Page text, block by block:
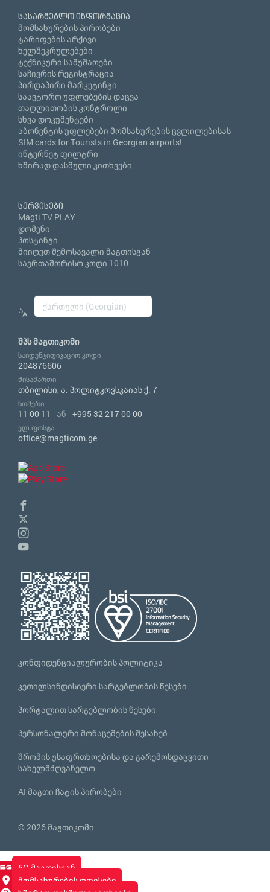
სასარგებლო ინფორმაცია
მომსახურების პირობები
ტარიფების არქივი
ხელშეკრულებები
ტექნიკური სამუშაოები
საჩივრის რეგისტრაცია
პირდაპირი მარკეტინგი
საავტორო უფლებების დაცვა
თაღლითობის კონტროლი
სხვა დოკუმენტები
აბონენტის უფლებები მომსახურების ცვლილებისას
SIM cards for Tourists in Georgian airports!
ინტერნეტ ფილტრი
ხშირად დასმული კითხვები
სერვისები
Magti TV PLAY
დომენი
ჰოსტინგი
მიიღეთ შემოსავალი მაგთისგან
საერთაშორისო კოდი 1010
შპს მაგთიკომი
საიდენტიფიკაციო კოდი
204876606
მისამართი
თბილისი, ა. პოლიტკოვსკაიას ქ. 7
ნომერი
11 00 11 ან +995 32 217 00 00
ელ.ფოსტა
office@magticom.ge
კონფიდენციალურობის პოლიტიკა
კეთილსინდისიერი სარგებლობის წესები
პორტალით სარგებლობის წესები
პერსონალური მონაცემების შესახებ
შრომის უსაფრთხოებისა და გარემოსდაცვითი
სახელმძღვანელო
AI მაგთი ჩატის პირობები
© 2026 მაგთიკომი
5G მაგთისგან
მომსახურების ოფისები